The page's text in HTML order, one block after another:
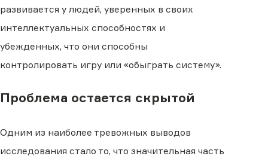
развивается у людей, уверенных в своих
интеллектуальных способностях и
убежденных, что они способны
контролировать игру или «обыграть систему».
Проблема остается скрытой
Одним из наиболее тревожных выводов
исследования стало то, что значительная часть